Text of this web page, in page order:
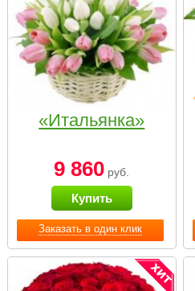
Заказать в один клик
«Итальянка»
9 860 руб.
Купить